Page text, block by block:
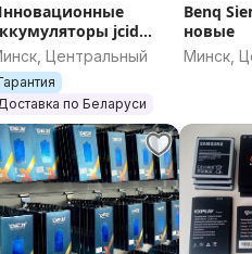
jcid
Центральный
по Беларуси
Benq
новые
Минск,